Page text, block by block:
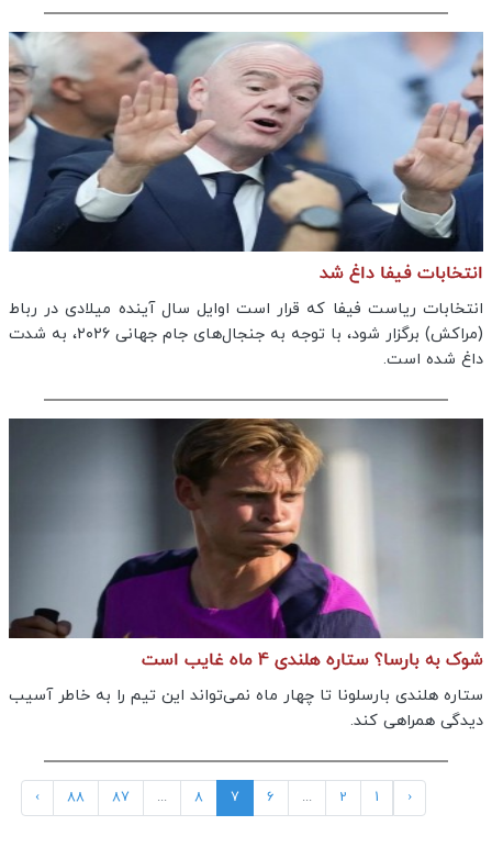
انتخابات فیفا داغ شد
انتخابات ریاست فیفا که قرار است اوایل سال آینده میلادی در رباط
(مراکش) برگزار شود، با توجه به جنجال‌های جام جهانی ۲۰۲۶، به شدت
داغ شده است.
شوک به بارسا؟ ستاره هلندی 4 ماه غایب است
ستاره هلندی بارسلونا تا چهار ماه نمی‌تواند این تیم را به خاطر آسیب
دیدگی همراهی کند.
‹
1
2
...
6
7
8
...
87
88
›